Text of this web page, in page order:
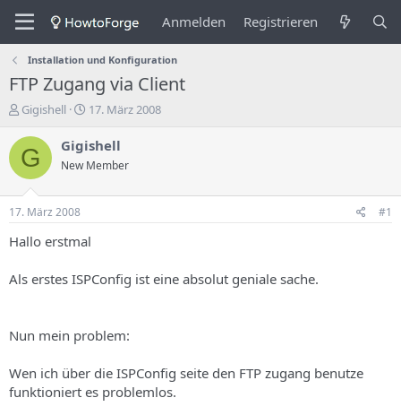
Anmelden Registrieren
Installation und Konfiguration
FTP Zugang via Client
E
s
t
e
l
e
r
s
e
a
s
Gigishell
E
s
e
n
d
u
17. März 2008
G Gigishell
New Member
17. März 2008 #1
Hallo erstmal
Als erstes ISPConfig ist eine absolut geniale sache.
Nun mein problem:
Wen ich über die ISPConfig seite den FTP zugang benutze
funktioniert es problemlos.